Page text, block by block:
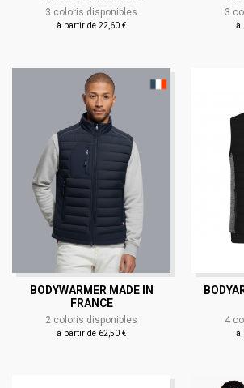
3 coloris disponibles
à partir de 22,60 €
3
à
BODYWARMER MADE IN
FRANCE
2 coloris disponibles
à partir de 62,50 €
4
à